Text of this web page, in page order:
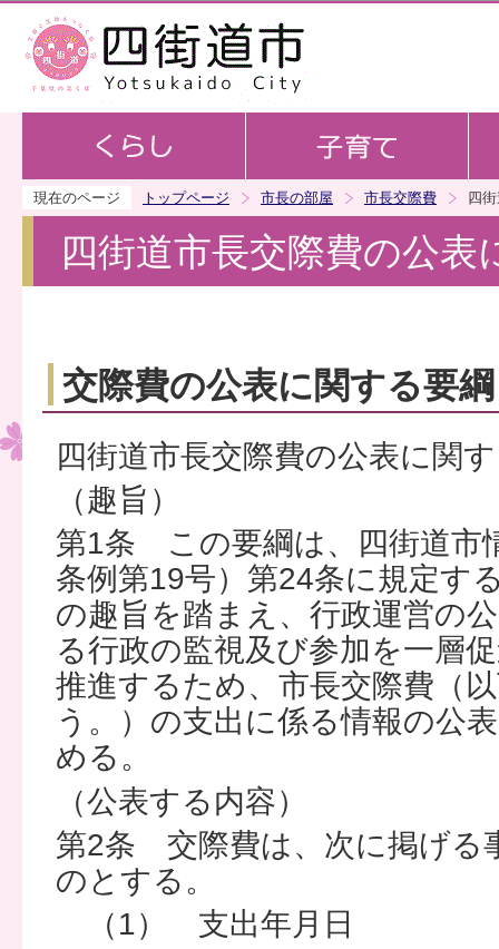
現在のページ トップページ 市長の部屋 市長交際費 四
四街道市長交際費の公表
交際費の公表に関する要綱
四街道市長交際費の公表に関
（趣旨）
第1条 この要綱は、四街道市
条例第19号）第24条に規定す
の趣旨を踏まえ、行政運営の
る行政の監視及び参加を一層
推進するため、市長交際費（
う。）の支出に係る情報の公
める。
（公表する内容）
第2条 交際費は、次に掲げる
のとする。
（1） 支出年月日